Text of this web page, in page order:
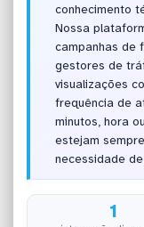
conhecimento
Nossa
campanhas de
gestores de
visualizações
frequência de
minutos, hora
estejam
necessidade
1